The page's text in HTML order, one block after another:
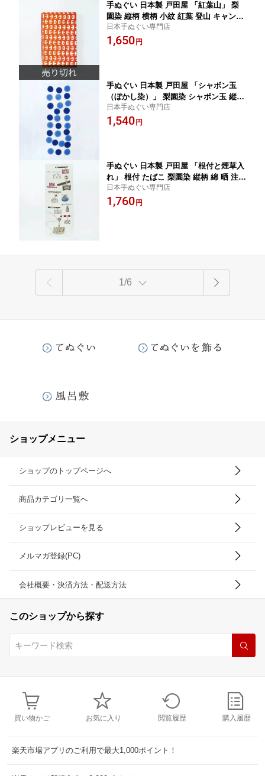
手ぬぐい 日本製 戸田屋 「紅葉山」 梨
園染 縦柄 横柄 小紋 紅葉 登山 キャンプ
綿 晒 注染 手ぬぐい サイズ タペストリ
ー インテリア 飾る 土産 ギフト プレゼ
日本手ぬぐい専門店
1,650 円
手ぬぐい 日本製 戸田屋 「シャボン玉
（ぼかし染）」 梨園染 シャボン玉 縦柄
横柄 綿 さらし 注染 手ぬぐい サイズ タ
ペストリー インテリア 飾る 土産 ギフ
日本手ぬぐい専門店
1,540 円
手ぬぐい 日本製 戸田屋 「根付と煙草入
れ」 根付 たばこ 梨園染 縦柄 綿 晒 注染
手ぬぐい サイズ タペストリー インテリ
ア 飾る 土産 ギフト プレゼント 染 和 柄
日本手ぬぐい専門店
1,760 円
1/6
ショップメニュー
ショップのトップページへ
商品カテゴリ一覧へ
ショップレビューを見る
メルマガ登録(PC)
会社概要・決済方法・配送方法
このショップから探す
買い物かご お気に入り 閲覧履歴 購入履歴
楽天市場アプリのご利用で最大1,000ポイント！